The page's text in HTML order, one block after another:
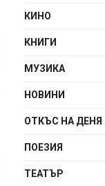
КИНО
КНИГИ
МУЗИКА
НОВИНИ
ОТКЪС НА ДЕНЯ
ПОЕЗИЯ
ТЕАТЪР